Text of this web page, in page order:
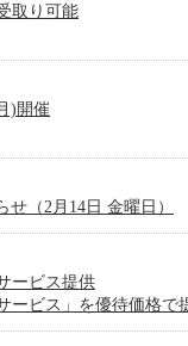
取り可能
)開催
（2月14日 金曜日）
ービス提供
ービス」を優待価格で